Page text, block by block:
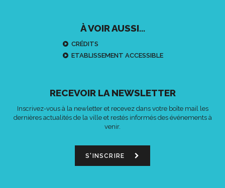
À VOIR AUSSI...
CRÉDITS
ETABLISSEMENT ACCESSIBLE
RECEVOIR LA NEWSLETTER
Inscrivez-vous à la newletter et recevez dans votre boîte mail les
dernières actualités de la ville et restés informés des événements à
venir.
S'INSCRIRE